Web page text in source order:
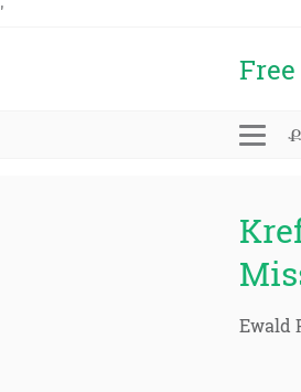
'
Ewald